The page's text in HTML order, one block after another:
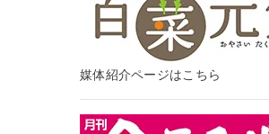
媒体紹介ページはこちら